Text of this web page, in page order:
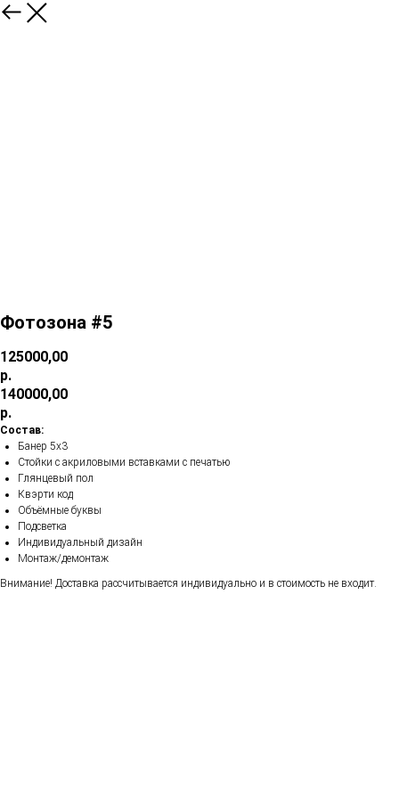
Фотозона #5
125000,00
р.
140000,00
р.
Состав:
Банер 5х3
Стойки с акриловыми вставками с печатью
Глянцевый пол
Квэрти код
Объёмные буквы
Подсветка
Индивидуальный дизайн
Монтаж/демонтаж
Внимание! Доставка рассчитывается индивидуально и в стоимость не входит.